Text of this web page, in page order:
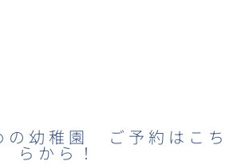
の幼稚園 ご予約はこち
らから！